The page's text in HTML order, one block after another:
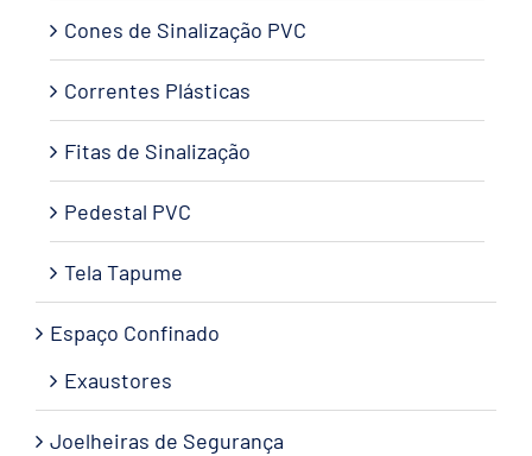
Cones de Sinalização PVC
Correntes Plásticas
Fitas de Sinalização
Pedestal PVC
Tela Tapume
Espaço Confinado
Exaustores
Joelheiras de Segurança